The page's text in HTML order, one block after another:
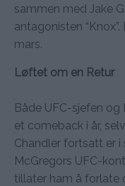
sammen med Jake
antagonisten
mars.
Løftet om en Retur
Både UFC-sjefen
et comeback i år,
Chandler fortsatt er
McGregors UFC-
tillater ham å forlate